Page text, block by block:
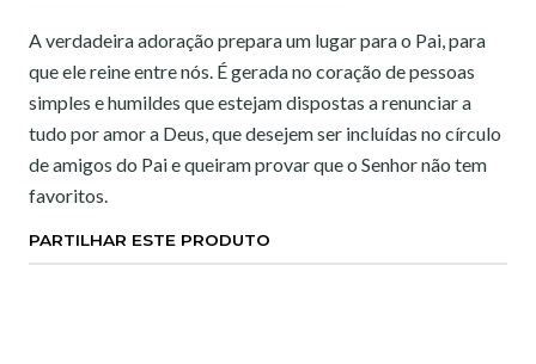
A verdadeira adoração prepara um lugar para o Pai, para
que ele reine entre nós. É gerada no coração de pessoas
simples e humildes que estejam dispostas a renunciar a
tudo por amor a Deus, que desejem ser incluídas no círculo
de amigos do Pai e queiram provar que o Senhor não tem
favoritos.
PARTILHAR ESTE PRODUTO